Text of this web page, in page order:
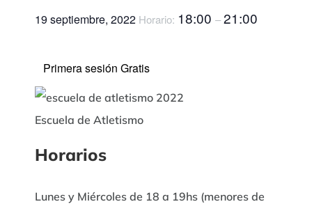
19 septiembre, 2022 Horario: 18:00 –21:00
Primera sesión Gratis
Escuela de Atletismo
Horarios
Lunes y Miércoles de 18 a 19hs (menores de